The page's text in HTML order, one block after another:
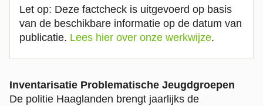
Let op: Deze factcheck is uitgevoerd op basis
van de beschikbare informatie op de datum van
publicatie. Lees hier over onze werkwijze.
Inventarisatie Problematische Jeugdgroepen
De politie Haaglanden brengt jaarlijks de